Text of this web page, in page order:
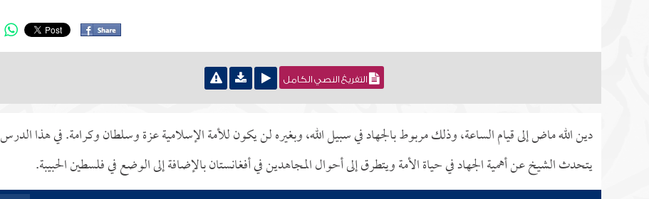
التفريغ النصي الكامل
دين الله ماض إلى قيام الساعة، وذلك مربوط بالجهاد في سبيل الله، وبغيره لن يكون للأمة الإسلامية عزة وسلطان وكرامة. في هذا الدرس
يتحدث الشيخ عن أهمية الجهاد في حياة الأمة ويتطرق إلى أحوال المجاهدين في أفغانستان بالإضافة إلى الوضع في فلسطين الحبيبة.